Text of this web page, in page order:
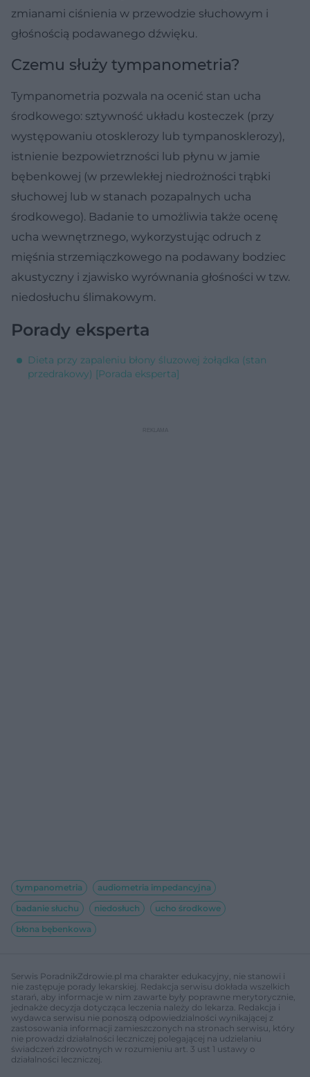
zmianami ciśnienia w przewodzie słuchowym i
głośnością podawanego dźwięku.
Czemu służy tympanometria?
Tympanometria pozwala na ocenić stan ucha
środkowego: sztywność układu kosteczek (przy
występowaniu otosklerozy lub tympanosklerozy),
istnienie bezpowietrzności lub płynu w jamie
bębenkowej (w przewlekłej niedrożności trąbki
słuchowej lub w stanach pozapalnych ucha
środkowego). Badanie to umożliwia także ocenę
ucha wewnętrznego, wykorzystując odruch z
mięśnia strzemiączkowego na podawany bodziec
akustyczny i zjawisko wyrównania głośności w tzw.
niedosłuchu ślimakowym.
Porady eksperta
Dieta przy zapaleniu błony śluzowej żołądka (stan
przedrakowy) [Porada eksperta]
tympanometria
audiometria impedancyjna
badanie słuchu
niedosłuch
ucho środkowe
błona bębenkowa
Serwis PoradnikZdrowie.pl ma charakter edukacyjny, nie stanowi i
nie zastępuje porady lekarskiej. Redakcja serwisu dokłada wszelkich
starań, aby informacje w nim zawarte były poprawne merytorycznie,
jednakże decyzja dotycząca leczenia należy do lekarza. Redakcja i
wydawca serwisu nie ponoszą odpowiedzialności wynikającej z
zastosowania informacji zamieszczonych na stronach serwisu, który
nie prowadzi działalności leczniczej polegającej na udzielaniu
świadczeń zdrowotnych w rozumieniu art. 3 ust 1 ustawy o
działalności leczniczej.